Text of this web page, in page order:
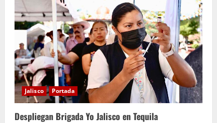
Jalisco Portada
Despliegan Brigada Yo Jalisco en Tequila